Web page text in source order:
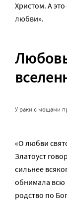
Христом. А
любви».
У раки с мощами
«О любви
Златоуст
сильнее
обнимала всю
родство по